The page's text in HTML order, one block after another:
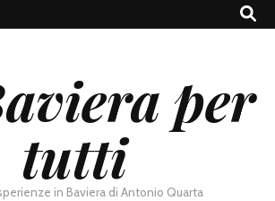
per
tutti
in Baviera di Antonio Quarta